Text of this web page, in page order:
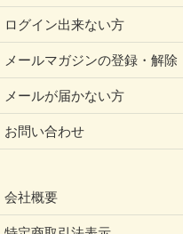
ログイン出来ない方
メールマガジンの登録・解除
メールが届かない方
お問い合わせ
会社概要